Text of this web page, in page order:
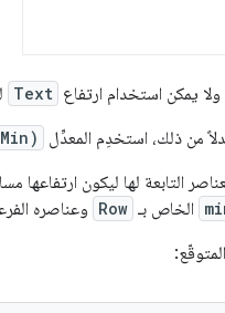
يمكن استخدام ارتفاع Text
من ذلك، استخدِم المعدِّل
التابعة لها ليكون ارتفاعها
الخاص بـ Row وعناصره